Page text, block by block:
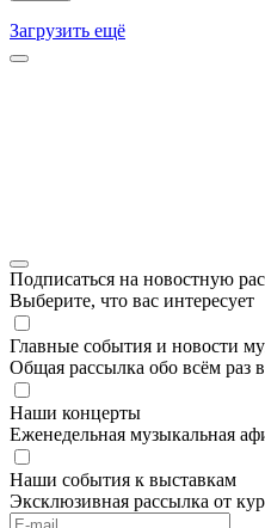
Загрузить ещё
Подписаться на новостную
Выберите, что вас интересует
Главные события и новости
Общая рассылка обо всём раз
Наши концерты
Еженедельная музыкальная
Наши события к выставкам
Эксклюзивная рассылка от